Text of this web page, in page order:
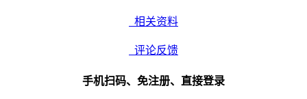
相关资料
评论反馈
手机扫码、免注册、直接登录